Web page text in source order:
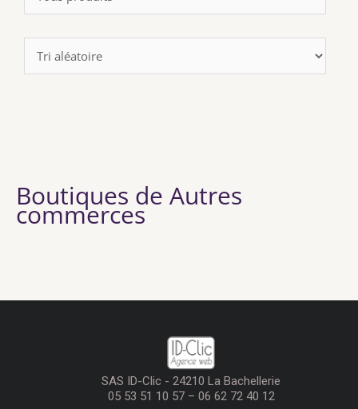
Boutiques de Autres
commerces
SAS ID-Clic - 24210 La Bachellerie
05 53 51 10 57 – 06 62 72 40 12